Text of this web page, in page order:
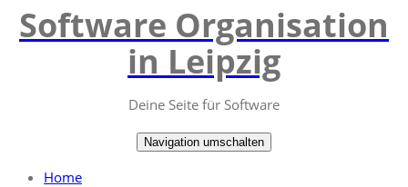
Springe
zum
Software Organisation
in Leipzig
Deine Seite für Software
Navigation umschalten
Home